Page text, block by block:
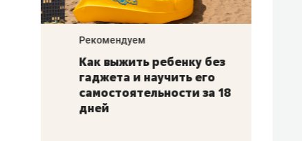
Рекомендуем
Как выжить ребенку без
гаджета и научить его
самостоятельности за 18
дней